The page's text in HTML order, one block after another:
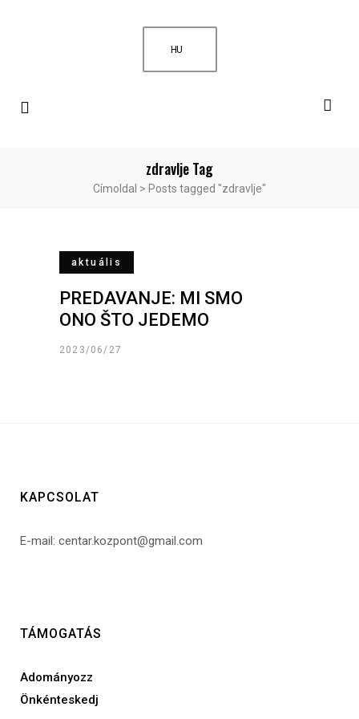
HU
zdravlje Tag
Címoldal > Posts tagged "zdravlje"
aktuális
PREDAVANJE: MI SMO
ONO ŠTO JEDEMO
2023/06/27
KAPCSOLAT
E-mail: centar.kozpont@gmail.com
TÁMOGATÁS
Adományozz
Önkénteskedj